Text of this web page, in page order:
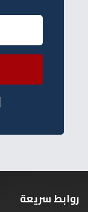
روابط سريعة